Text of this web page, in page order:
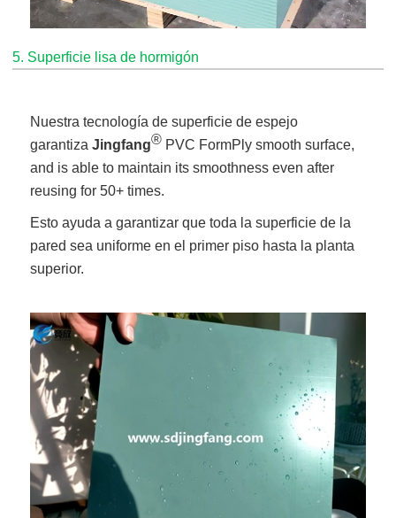
5. Superficie lisa de hormigón
Nuestra tecnología de superficie de espejo
garantizaJingfang® PVC FormPly smooth surface,
and is able to maintain its smoothness even after
reusing for 50+ times.
Esto ayuda a garantizar que toda la superficie de la
pared sea uniforme en el primer piso hasta la planta
superior.